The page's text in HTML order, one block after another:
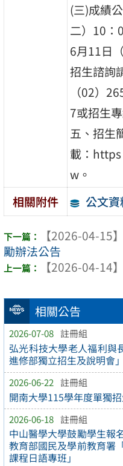
相關公告
2026-07-08 註冊組
弘光科技大學老人福利與
進修部獨立招生及說明會」
2026-06-22 註冊組
開南大學115學年度單獨
2026-06-18 註冊組
中山醫學大學鼓勵學生報
教育部國民及學前教育署
課程日語專班」
(三)成績
二）10：
6月11日
招生諮詢
（02）
7或招生
五、招生
載：
w。
相關附件
公文
【2026-04-15】
勵辦法公告
【2026-04-14】